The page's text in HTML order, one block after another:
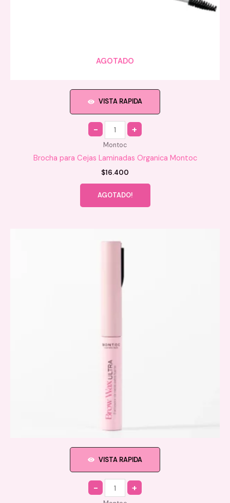
AGOTADO
VISTA RAPIDA
Quantity
Montoc
Brocha para Cejas Laminadas Organica Montoc
$16.400
AGOTADO!
VISTA RAPIDA
Quantity